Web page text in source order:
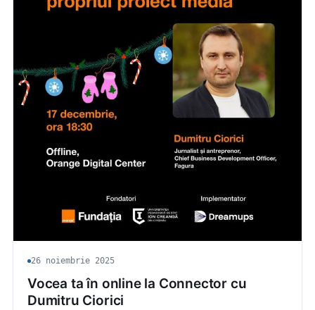
26 noiembrie 2025
Vocea ta în online la Connector cu
Dumitru Ciorici